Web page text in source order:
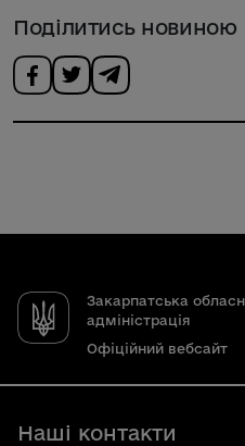
Поділитись новиною
Закарпатська
адміністрація
Офіційний вебсайт
Наші контакти